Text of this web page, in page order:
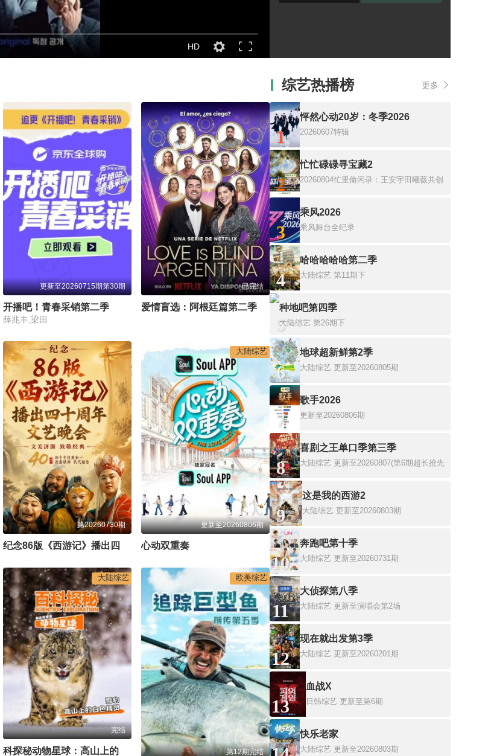
HD
更新至20260715期第30期
开播吧！青春采销第二季
薛兆丰,梁田
已完结
爱情盲选：阿根廷篇第二季
第20260730期
大陆综艺
更新至20260806期
心动双重奏
大陆综艺
完结
欧美综艺
第12期完结
综艺热播榜 更多
1
怦然心动20岁：冬季2026
20260607特辑
2
忙忙碌碌寻宝藏2
20260804忙里偷闲录：王安宇田曦薇共创
3
乘风2026
乘风舞台全纪录
4
哈哈哈哈哈第二季
大陆综艺 第11期下
5
种地吧第四季
大陆综艺 第26期下
6
地球超新鲜第2季
大陆综艺 更新至20260805期
7
歌手2026
更新至20260806期
8
喜剧之王单口季第三季
大陆综艺 更新至20260807(第6期超长抢先
9
这是我的西游2
大陆综艺 更新至20260803期
10
奔跑吧第十季
大陆综艺 更新至20260731期
11
大侦探第八季
大陆综艺 更新至演唱会第2场
12
现在就出发第3季
大陆综艺 更新至20260201期
13
血战X
日韩综艺 更新至第6期
快乐老家
大陆综艺 更新至20260803期